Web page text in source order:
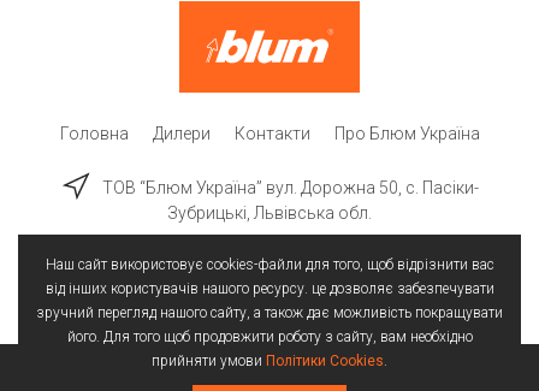
Головна Дилери Контакти Про Блюм Україна
ТОВ “Блюм Україна” вул. Дорожна 50, c. Пасіки-
Зубрицькі, Львівська обл.
Наш сайт використовує cookies-файли для того, щоб відрізнити вас
від інших користувачів нашого ресурсу. це дозволяє забезпечувати
зручний перегляд нашого сайту, а також дає можливість покращувати
його. Для того щоб продовжити роботу з сайту, вам необхідно
прийняти умови Політики Cookies.